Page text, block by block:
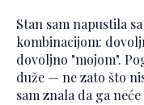
Stan sam napustila
kombinacijom:
dovoljno "mojom".
duže — ne zato što
sam znala da ga